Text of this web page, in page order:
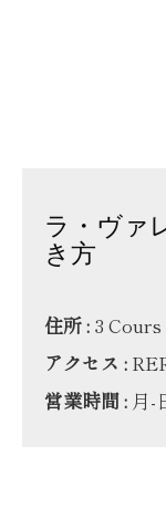
ラ・ヴァレ・ヴィラージュへの行
き方
住所 : 3
アクセス :
営業時間 : 月-